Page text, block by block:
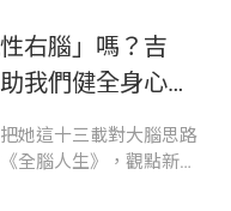
，《哈佛醫師教你
喚醒自癒力》作者
在於所援引的心理
，更涉及特定細胞
而我透過神經科學
路和官能離線的狀
，告訴大家自己如
感覺天人合一，全然
TED演講影片；5
蹟》一書，迄今仍
那年獲選美國《時
。
右腦」嗎？吉
我們健全身心
她這十三載對大腦思路
全腦人生》，觀點新